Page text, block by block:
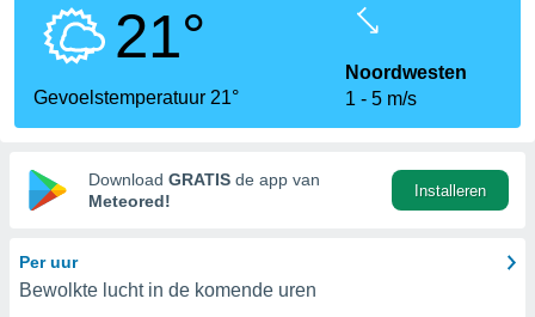
verstrekte
hoge
hebt de
voor
op basis
21°
Gevoelstemperatuur 21°
Noordwesten
1
5 m/s
Download GRATIS de app van
Meteored!
Installeren
Per uur
Bewolkte lucht in de komende uren